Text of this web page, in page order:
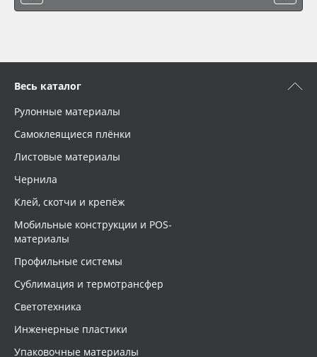
Весь каталог
Рулонные материалы
Самоклеящиеся плёнки
Листовые материалы
Чернила
Клей, скотчи и крепёж
Мобильные конструкции и POS-
материалы
Профильные системы
Сублимация и термотрансфер
Светотехника
Инженерные пластики
Упаковочные материалы